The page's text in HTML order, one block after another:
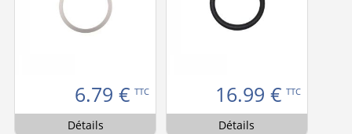
6.79 € TTC
Détails
16.99 € TTC
Détails